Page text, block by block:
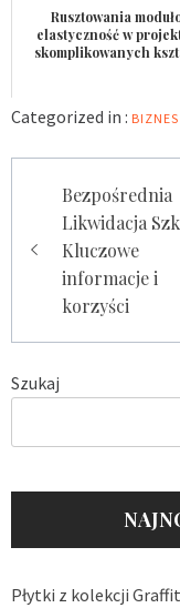
Rusztowania
elastyczność w
skomplikowanych
Categorized in : BIZNES
wpisuBezpośrednia
Likwidacja
Kluczowe
informacje i
korzyści
Szukaj
Płytki z kolekcji